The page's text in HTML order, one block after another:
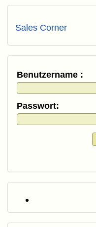
Sales Corner
Benutzername :
Passwort: